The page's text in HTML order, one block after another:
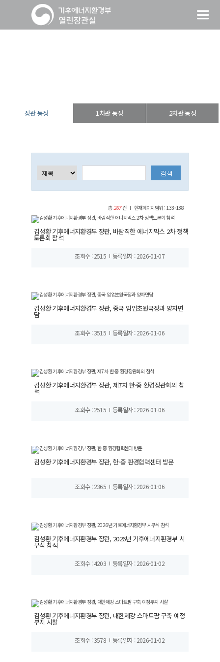
장관 동정 1차관 동정 2차관 동정
총267건 현재페이지범위 : 133-138
김성환 기후에너지환경부 장관, 바람직한 에너지믹스 2차 정책
토론회 참석
조회수 : 2515 등록일자 : 2026-01-07
김성환 기후에너지환경부 장관, 중국 임업초원국장과 양자면
담
조회수 : 3515 등록일자 : 2026-01-06
김성환 기후에너지환경부 장관, 제7차 한·중 환경장관회의 참
석
조회수 : 2515 등록일자 : 2026-01-06
김성환 기후에너지환경부 장관, 한·중 환경협력센터 방문
조회수 : 2365 등록일자 : 2026-01-06
김성환 기후에너지환경부 장관, 2026년 기후에너지환경부 시
무식 참석
조회수 : 4203 등록일자 : 2026-01-02
김성환 기후에너지환경부 장관, 대한제강 스마트팜 구축 예정
부지 시찰
조회수 : 3578 등록일자 : 2026-01-02